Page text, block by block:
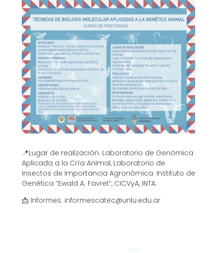
📍Lugar de realización: Laboratorio de Genómica
Aplicada a la Cría Animal, Laboratorio de
Insectos de Importancia Agronómica. Instituto de
Genética ”Ewald A. Favret”, CICVyA, INTA.
📩Informes: informescatec@unlu.edu.ar